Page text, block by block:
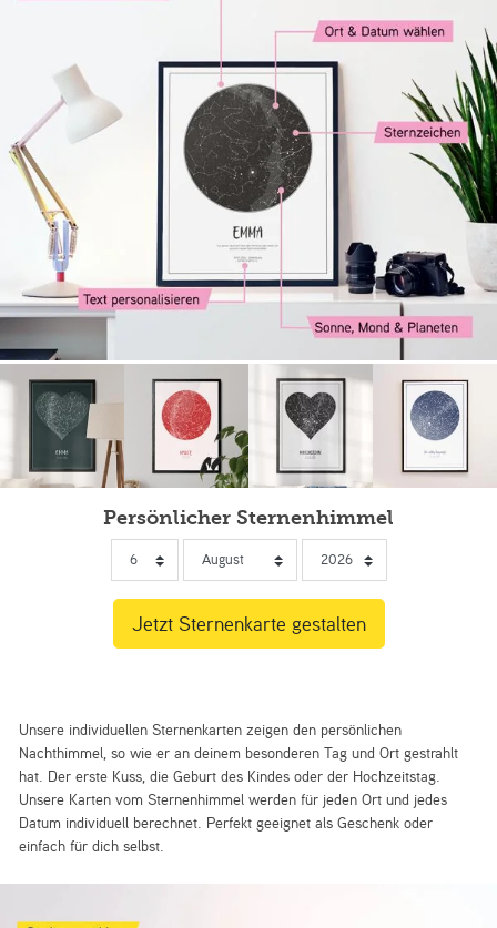
Persönlicher Sternenhimmel
Unsere individuellen Sternenkarten zeigen den persönlichen
Nachthimmel, so wie er an deinem besonderen Tag und Ort gestrahlt
hat. Der erste Kuss, die Geburt des Kindes oder der Hochzeitstag.
Unsere Karten vom Sternenhimmel werden für jeden Ort und jedes
Datum individuell berechnet. Perfekt geeignet als Geschenk oder
einfach für dich selbst.